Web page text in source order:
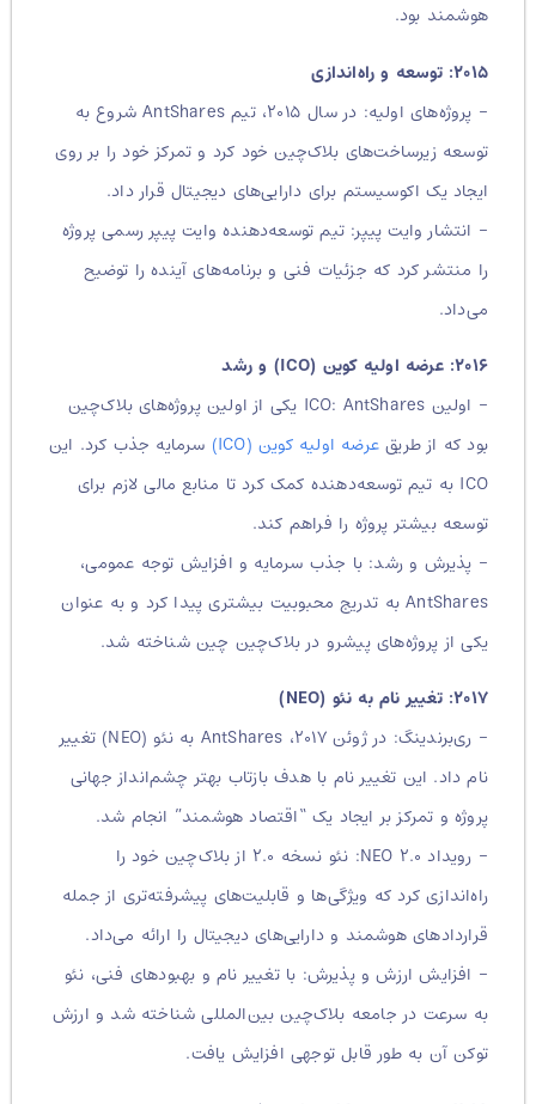
هوشمند بود.
– پروژه‌های اولیه: در سال ۲۰۱۵، تیم AntShares شروع به
توسعه زیرساخت‌های بلاک‌چین خود کرد و تمرکز خود را بر روی
ایجاد یک اکوسیستم برای دارایی‌های دیجیتال قرار داد.
– انتشار وایت پیپر: تیم توسعه‌دهنده وایت پیپر رسمی پروژه
را منتشر کرد که جزئیات فنی و برنامه‌های آینده را توضیح
می‌داد.
– اولین ICO: AntShares یکی از اولین پروژه‌های بلاک‌چین
بود که از طریقعرضه اولیه کوین (ICO)
سرمایه جذب کرد. این
ICO به تیم توسعه‌دهنده کمک کرد تا منابع مالی لازم برای
توسعه بیشتر پروژه را فراهم کند.
– پذیرش و رشد: با جذب سرمایه و افزایش توجه عمومی،
AntShares به تدریج محبوبیت بیشتری پیدا کرد و به عنوان
یکی از پروژه‌های پیشرو در بلاک‌چین چین شناخته شد.
– ری‌برندینگ: در ژوئن ۲۰۱۷، AntShares به نئو (NEO) تغییر
نام داد. این تغییر نام با هدف بازتاب بهتر چشم‌انداز جهانی
پروژه و تمرکز بر ایجاد یک “اقتصاد هوشمند” انجام شد.
– رویداد NEO ۲.۰: نئو نسخه ۲.۰ از بلاک‌چین خود را
راه‌اندازی کرد که ویژگی‌ها و قابلیت‌های پیشرفته‌تری از جمله
قراردادهای هوشمند و دارایی‌های دیجیتال را ارائه می‌داد.
– افزایش ارزش و پذیرش: با تغییر نام و بهبودهای فنی، نئو
به سرعت در جامعه بلاک‌چین بین‌المللی شناخته شد و ارزش
توکن آن به طور قابل توجهی افزایش یافت.